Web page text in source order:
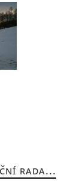
RADA...